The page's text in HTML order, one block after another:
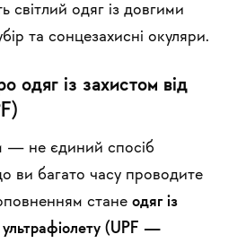
світлий одяг із довгими
та сонцезахисні окуляри.
одяг із захистом від
— не єдиний спосіб
ви багато часу проводите
стане одяг із
(UPF —